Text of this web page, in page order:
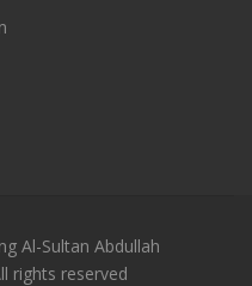
Al-Sultan Abdullah
rights reserved